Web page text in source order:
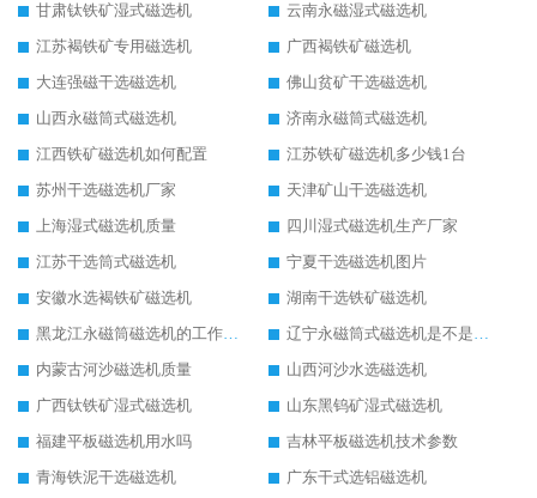
甘肃钛铁矿湿式磁选机
云南永磁湿式磁选机
江苏褐铁矿专用磁选机
广西褐铁矿磁选机
大连强磁干选磁选机
佛山贫矿干选磁选机
山西永磁筒式磁选机
济南永磁筒式磁选机
江西铁矿磁选机如何配置
江苏铁矿磁选机多少钱1台
苏州干选磁选机厂家
天津矿山干选磁选机
上海湿式磁选机质量
四川湿式磁选机生产厂家
江苏干选筒式磁选机
宁夏干选磁选机图片
安徽水选褐铁矿磁选机
湖南干选铁矿磁选机
黑龙江永磁筒磁选机的工作原理
辽宁永磁筒式磁选机是不是强磁
内蒙古河沙磁选机质量
山西河沙水选磁选机
广西钛铁矿湿式磁选机
山东黑钨矿湿式磁选机
福建平板磁选机用水吗
吉林平板磁选机技术参数
青海铁泥干选磁选机
广东干式选铝磁选机